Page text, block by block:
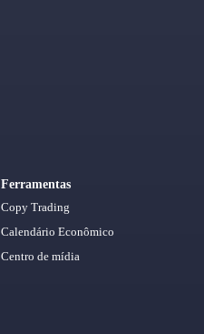
Ferramentas
Copy Trading
Calendário Econômico
Centro de mídia